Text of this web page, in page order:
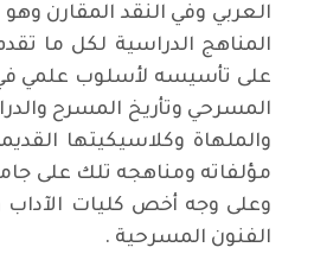
العربي وفي النقد المقارن
المناهج الدراسية لكل ما
على تأسيسه لأسلوب علمي
المسرحي وتأريخ المسرح
والملهاة وكلاسيكيتها
مؤلفاته ومناهجه تلك على
وعلى وجه أخص كليات الآداب
الفنون المسرحية .